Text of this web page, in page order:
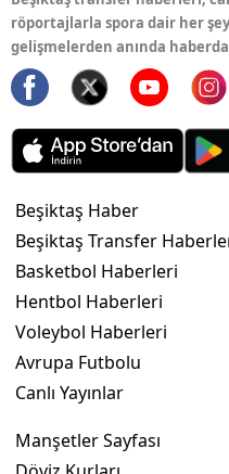
röportajlarla spora dair her
gelişmelerden anında
Beşiktaş Haber
Beşiktaş Transfer
Basketbol Haberleri
Hentbol Haberleri
Voleybol Haberleri
Avrupa Futbolu
Canlı Yayınlar
Manşetler Sayfası